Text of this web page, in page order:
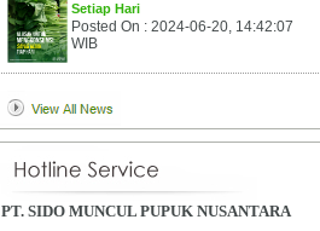
Setiap Hari
Posted On : 2024-06-20, 14:42:07
WIB
PT. SIDO MUNCUL PUPUK NUSANTARA